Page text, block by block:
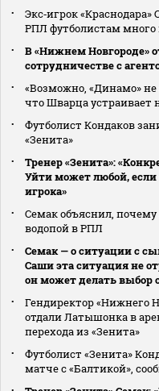
Экс‑игрок
РПЛ футболистам много
В «Нижнем Новгороде»
сотрудничестве с
«Возможно, «Динамо»
что Шварца устраивает
Футболист Кондаков
«Зенита»
Тренер «Зенита»:
Уйти может любой,
игрока»
Семак объяснил,
водопой в РПЛ
Семак — о ситуации с
Саши эта ситуация не
он может делать выбор
Гендиректор «Нижнего
отдали Латышонка в
перехода из «Зенита»
Футболист «Зенита»
матче с «Балтикой»,